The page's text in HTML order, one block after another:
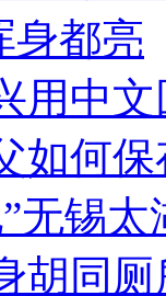
身都亮
用中
如何
无锡
胡同